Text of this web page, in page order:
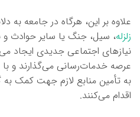
علاوه بر این، هرگاه در جامعه به
زلزله، سیل، جنگ یا سایر حوادث و
نیازهای اجتماعی جدیدی ایجاد
عرصه خدمات‌رسانی می‌گذارند و
به تأمین منابع لازم جهت کمک به
اقدام می‌کنند.